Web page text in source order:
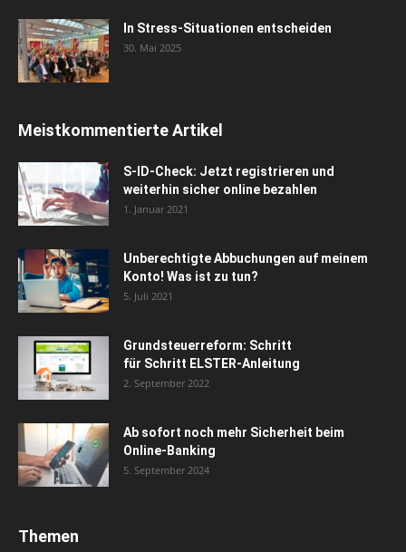
In Stress-Situationen entscheiden
30. Mai 2025
Meistkommentierte Artikel
S-ID-Check: Jetzt registrieren und
weiterhin sicher online bezahlen
1. Januar 2021
Unberechtigte Abbuchungen auf meinem
Konto! Was ist zu tun?
5. Juli 2021
Grundsteuerreform: Schritt
für Schritt ELSTER-Anleitung
2. September 2022
Ab sofort noch mehr Sicherheit beim
Online-Banking
5. September 2024
Themen